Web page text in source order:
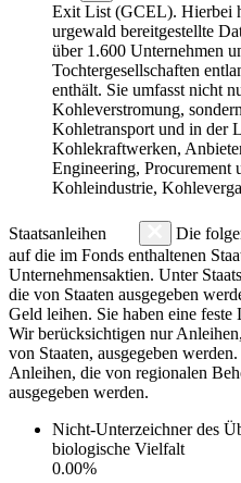
Exit List (GCEL). Hierbei
urgewald bereitgestellte
über 1.600 Unternehmen
Tochtergesellschaften
enthält. Sie umfasst nicht
Kohleverstromung,
Kohletransport und in der
Kohlekraftwerken,
Engineering, Procurement
Kohleindustrie,
Staatsanleihen
Die
auf die im Fonds enthaltenen
Unternehmensaktien. Unter
die von Staaten ausgegeben
Geld leihen. Sie haben eine
Wir berücksichtigen nur
von Staaten, ausgegeben
Anleihen, die von regionalen
ausgegeben werden.
Nicht-Unterzeichner des
biologische Vielfalt
0.00%